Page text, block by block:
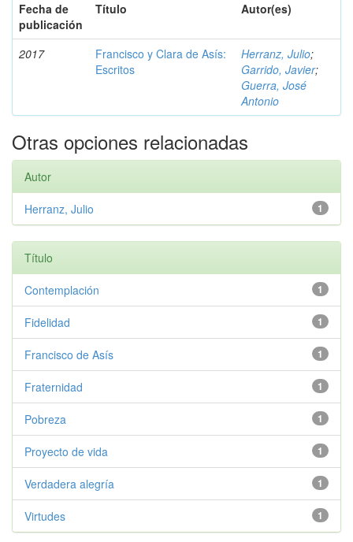
Fecha de
publicación
Título Autor(es)
2017
Francisco y Clara de Asís:
Escritos
Herranz, Julio;
Garrido, Javier;
Guerra, José
Antonio
Otras opciones relacionadas
Autor
1
Herranz, Julio
Título
1
Contemplación
1
Fidelidad
1
Francisco de Asís
1
Fraternidad
1
Pobreza
1
Proyecto de vida
1
Verdadera alegría
1
Virtudes